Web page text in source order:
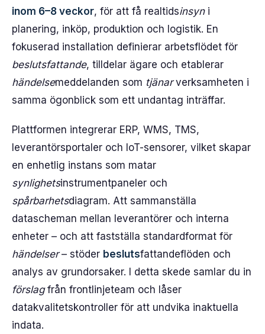
inom 6–8 veckor, för att få realtidsinsyni
planering, inköp, produktion och logistik. En
fokuserad installation definierar arbetsflödet för
beslutsfattande, tilldelar ägare och etablerar
händelsemeddelanden som tjänarverksamheten i
samma ögonblick som ett undantag inträffar.
Plattformen integrerar ERP, WMS, TMS,
leverantörsportaler och IoT-sensorer, vilket skapar
en enhetlig instans som matar
synlighetsinstrumentpaneler och
spårbarhetsdiagram. Att sammanställa
datascheman mellan leverantörer och interna
enheter – och att fastställa standardformat för
händelser– stöder beslutsfattandeflöden och
analys av grundorsaker. I detta skede samlar du in
förslagfrån frontlinjeteam och låser
datakvalitetskontroller för att undvika inaktuella
indata.